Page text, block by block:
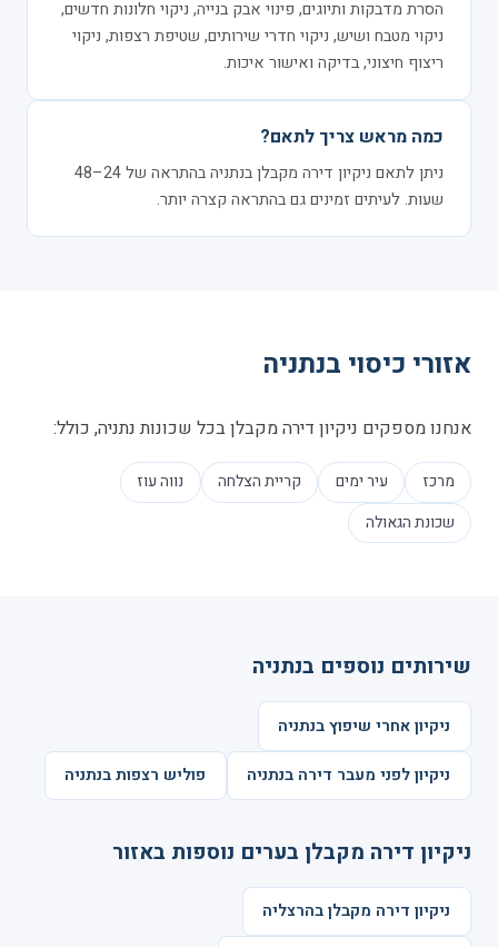
הסרת מדבקות ותיוגים, פינוי אבק בנייה, ניקוי חלונות חדשים,
ניקוי מטבח ושיש, ניקוי חדרי שירותים, שטיפת רצפות, ניקוי
ריצוף חיצוני, בדיקה ואישור איכות.
כמה מראש צריך לתאם?
ניתן לתאם ניקיון דירה מקבלן בנתניה בהתראה של 24–48
שעות. לעיתים זמינים גם בהתראה קצרה יותר.
אזורי כיסוי בנתניה
אנחנו מספקים ניקיון דירה מקבלן בכל שכונות נתניה, כולל:
מרכז עיר ימים קריית הצלחה
נווה עוז
שכונת הגאולה
שירותים נוספים בנתניה
ניקיון אחרי שיפוץ בנתניה
ניקיון לפני מעבר דירה בנתניה פוליש רצפות בנתניה
ניקיון דירה מקבלן בערים נוספות באזור
ניקיון דירה מקבלן בהרצליה